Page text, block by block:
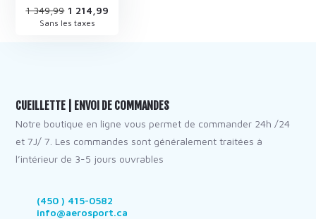
1 349,99 1 214,99
Sans les taxes
CUEILLETTE | ENVOI DE COMMANDES
Notre boutique en ligne vous permet de commander 24h /24
et 7J/ 7. Les commandes sont généralement traitées à
l’intérieur de 3-5 jours ouvrables
(450 ) 415-0582
info@aerosport.ca